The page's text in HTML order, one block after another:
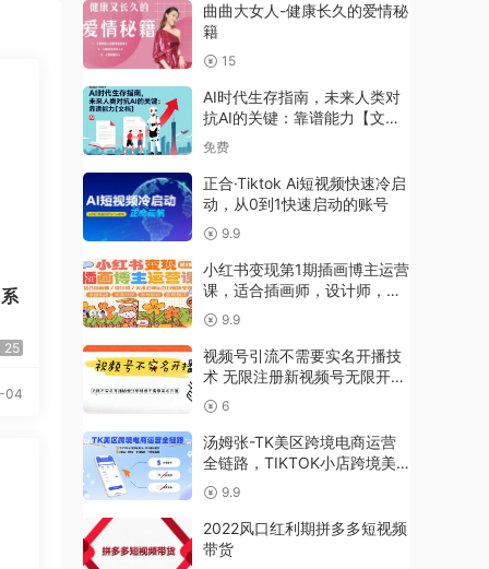
25
04
曲曲大女人-健康长久的爱情秘
籍
15
AI时代生存指南，未来人类对
抗AI的关键：靠谱能力【文
档】
免费
正合·Tiktok Ai短视频快速冷启
动，从0到1快速启动的账号
9.9
小红书变现第1期插画博主运营
课，适合插画师，设计师，美
术老师自媒体运营变现，学习
商业变现思维
9.9
视频号引流不需要实名开播技
术 无限注册新视频号无限开播
都不需要实名开播
6
汤姆张-TK美区跨境电商运营
全链路，TIKTOK小店跨境美
区小白0基础教学，0投流0备
货不拍视频不需要直播
9.9
2022风口红利期拼多多短视频
带货